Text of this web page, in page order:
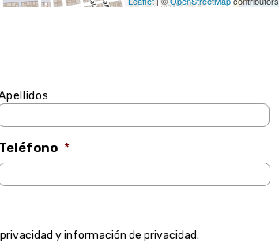
Teléfono *
yinformación de privacidad.